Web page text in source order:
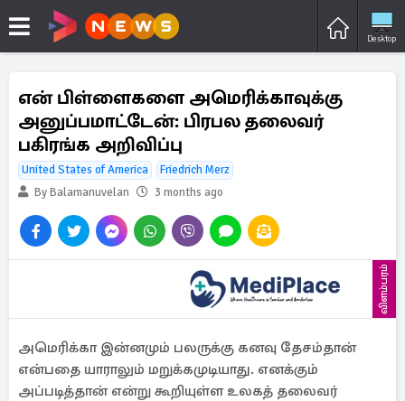
Desktop
என் பிள்ளைகளை அமெரிக்காவுக்கு
அனுப்பமாட்டேன்: பிரபல தலைவர்
பகிரங்க அறிவிப்பு
United States of America
Friedrich Merz
By Balamanuvelan
3 months ago
விளம்பரம்
அமெரிக்கா இன்னமும் பலருக்கு கனவு தேசம்தான்
என்பதை யாராலும் மறுக்கமுடியாது. எனக்கும்
அப்படித்தான் என்று கூறியுள்ள உலகத் தலைவர்